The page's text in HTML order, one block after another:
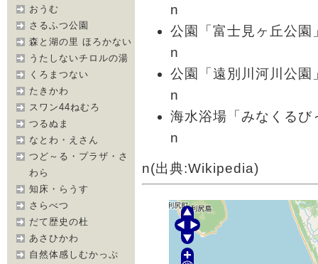
おうむ
さるふつ公園
森と湖の里 ほろかない
うたしないチロルの湯
くろまつない
たきかわ
スワン44ねむろ
つるぬま
なとわ・えさん
つど～る・プラザ・さ
わら
知床・らうす
さらべつ
だて歴史の杜
あさひかわ
自然体感しむかっぷ
n
公園「富士見ヶ丘公園
n
公園「遠別川河川公園
n
海水浴場「みなくるび
n
n(出典:Wikipedia)